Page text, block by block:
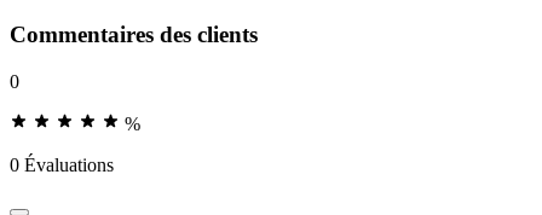
Commentaires des clients
0
%
0 Évaluations